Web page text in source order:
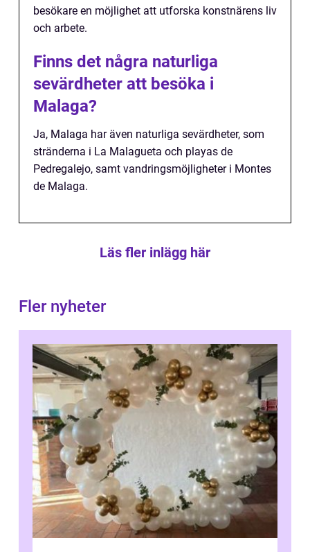
besökare en möjlighet att utforska konstnärens liv
och arbete.
Finns det några naturliga
sevärdheter att besöka i
Malaga?
Ja, Malaga har även naturliga sevärdheter, som
stränderna i La Malagueta och playas de
Pedregalejo, samt vandringsmöjligheter i Montes
de Malaga.
Läs fler inlägg här
Fler nyheter